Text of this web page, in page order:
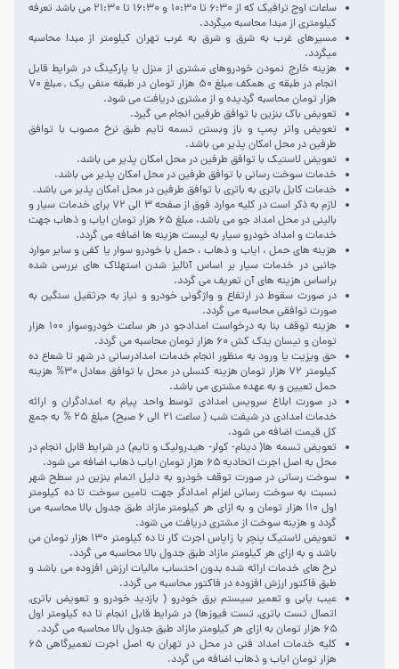
ساعات اوج ترافیک که از ۶:۳۰ تا ۱۰:۳۰ و ۱۶:۳۰ تا ۲۱:۳۰ می باشد تعرفه
کیلومتری از مبدا محاسبه میگردد.
مسیرهای غرب به شرق و شرق به غرب تهران کیلومتر از مبدا محاسبه
میگردد.
هزینه خارج نمودن خودروهای مشتری از منزل یا پارکینگ در شرایط قابل
انجام در طبقه ی همکف مبلغ ۵۰ هزار تومان در طبقه منفی یک , مبلغ ۷۰
هزار تومان محاسبه گردیده و از مشتری دریافت می شود.
تعویض باک بنزین با توافق طرفین انجام می گیرد.
تعویض واتر پمپ و باز وبستن تسمه تایم طبق نرخ مصوب با توافق
طرفین در محل امکان پذیر می باشد.
تعویض لاستیک با توافق طرفین در محل امکان پذیر می باشد.
خدمات سوخت رسانی با توافق طرفین در محل امکان پذیر می باشد.
خدمات کابل باتری به باتری با توافق طرفین در محل امکان پذیر می باشد.
لازم به ذکر است در کلیه موارد فوق از صفحه ۳ الی ۷۲ برای خدمات سیار و
بالینی در محل امداد جو می باشد، مبلغ ۶۵ هزار تومان ایاب و ذهاب جهت
خدمات و امداد خودرو سیار به لیست هزینه ها اضافه می گردد.
هزینه های حمل ، ایاب و ذهاب ، حمل با خودرو سوار یا کفی و سایر موارد
جانبی در خدمات سیار بر اساس آنالیز شدن استهلاک های بررسی شده
براساس هزینه های آن تعریف می گردد.
در صورت سقوط در ارتفاع و واژگونی خودرو و نیاز به جرثقیل سنگین به
صورت توافقی محاسبه می گردد.
هزینه توقف بنا به درخواست امدادجو در هر ساعت خودروسوار ۱۰۰ هزار
تومان و نیسان یدک کش ۶۰ هزار تومان محاسبه می گردد.
حق ویزیت یا ورود به منظور انجام خدمات امدادرسانی در شهر تا شعاع ده
کیلومتر ۷۲ هزار تومان هزینه کنسلی در محل با توافق معادل ۳۰% هزینه
حمل تعیین و به عهده مشتری می باشد.
در صورت ابلاغ سرویس امدادی توسط واحد پیام به امدادگران و ارائه
خدمات امدادی در شیفت شب ( ساعت ۲۱ الی ۶ صبح) مبلغ ۲۵ % به جمع
کل قیمت اضافه می شود.
تعویض تسمه ها( دینام- کولر- هیدرولیک و تایم) در شرایط قابل انجام در
محل به اصل اجرت اتحادیه ۶۵ هزار تومان ایاب ذهاب اضافه می شود.
سوخت رسانی در صورت توقف خودرو به دلیل اتمام بنزین در سطح شهر
نسبت به سوخت رسانی اعزام امدادگر جهت تامین سوخت تا ده کیلومتر
اول ۱۱۰ هزار تومان و به ازای هر کیلومتر مازاد طبق جدول بالا محاسبه می
گردد و هزینه سوخت از مشتری دریافت می شود.
تعویض لاستیک پنچر با زاپاس اجرت کار تا ده کیلومتر ۱۳۰ هزار تومان می
باشد و به ازای هر کیلومتر مازاد طبق جدول بالا محاسبه می گردد.
نرخ های خدمات ارائه شده بدون احتساب مالیات ارزش افزوده می باشد و
طبق فاکتور ارزش افزوده در فاکتور محاسبه می گردد.
عیب یابی و تعمیر سیستم برق خودرو ( بازدید خودرو و تعویض باتری,
اتصال تست باتری, تست فیوزها) در شرایط قابل انجام تا ده کیلومتر اول
۶۵ هزار تومان به ازای هر کیلومتر مازاد طبق جدول بالا محاسبه می گردد.
کلیه خدمات امداد فنی در محل در تهران به اصل اجرت تعمیرگاهی ۶۵
هزار تومان ایاب و ذهاب اضافه می گردد.